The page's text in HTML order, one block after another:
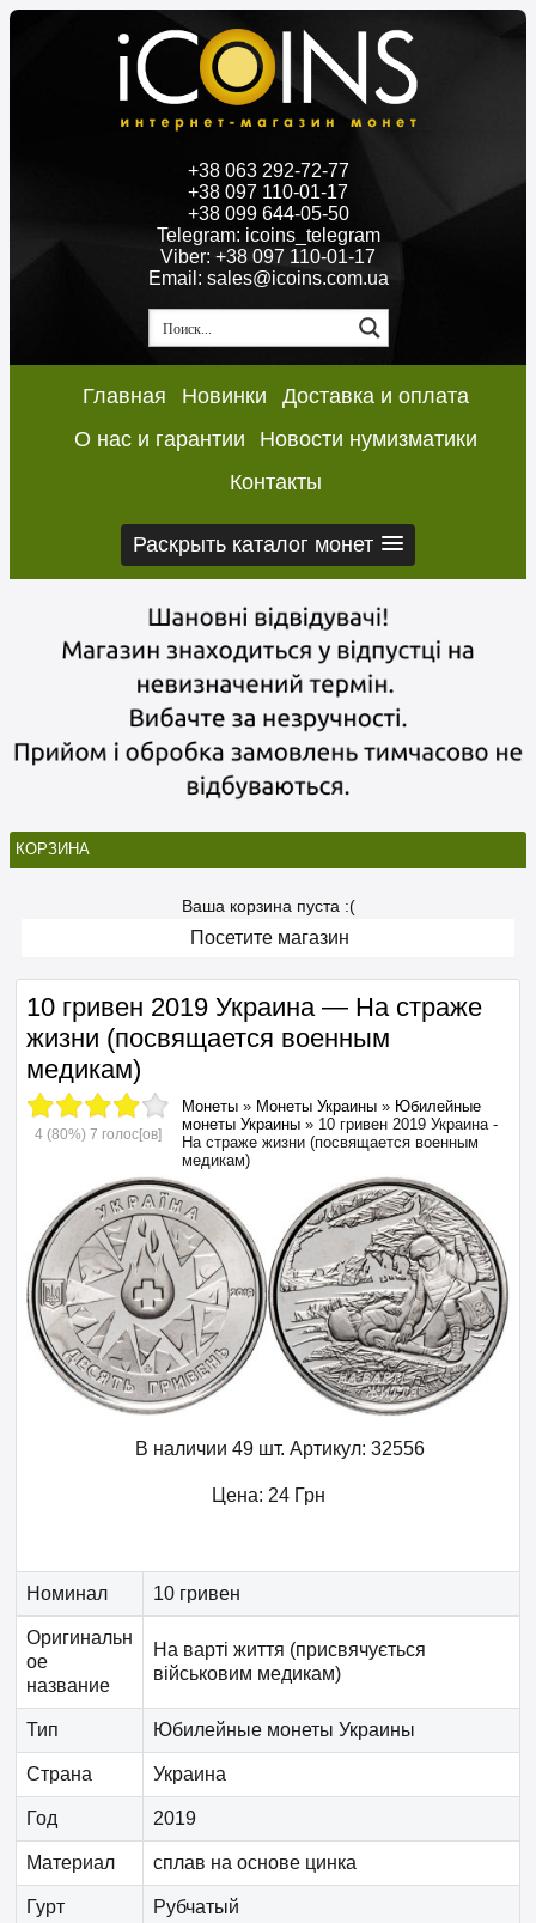
+38 063 292-72-77
+38 097 110-01-17
+38 099 644-05-50
Telegram: icoins_telegram
Viber: +38 097 110-01-17
Email: sales@icoins.com.ua
Главная Новинки
Доставка и оплата
О нас и гарантии
Новости нумизматики
Контакты
Раскрыть каталог монет
КОРЗИНА
Ваша корзина пуста :(
Посетите магазин
10 гривен 2019 Украина — На страже
жизни (посвящается военным
медикам)
4 (80%) 7 голос[ов]
Монеты » Монеты Украины » Юбилейные
монеты Украины » 10 гривен 2019 Украина -
На страже жизни (посвящается военным
медикам)
В наличии 49 шт. Артикул: 32556
Цена: 24 Грн
Номинал 10 гривен
Оригинальн
ое
название
На варті життя (присвячується
військовим медикам)
Тип Юбилейные монеты Украины
Страна Украина
Год 2019
Материал сплав на основе цинка
Гурт Рубчатый